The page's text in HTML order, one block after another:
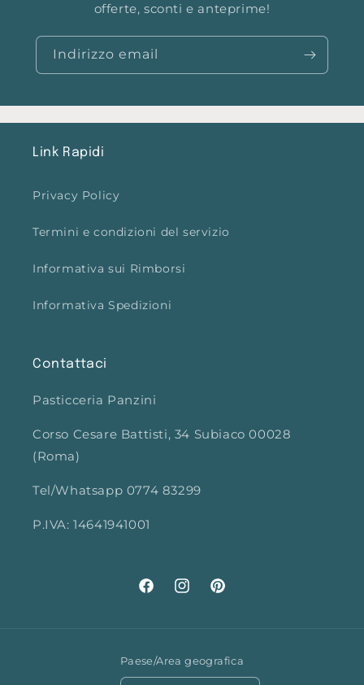
offerte, sconti e anteprime!
Indirizzo email
Link Rapidi
Privacy Policy
Termini e condizioni del servizio
Informativa sui Rimborsi
Informativa Spedizioni
Contattaci
Pasticceria Panzini
Corso Cesare Battisti, 34 Subiaco 00028
(Roma)
Tel/Whatsapp 0774 83299
P.IVA: 14641941001
FacebookInstagramPinterest
Paese/Area geografica